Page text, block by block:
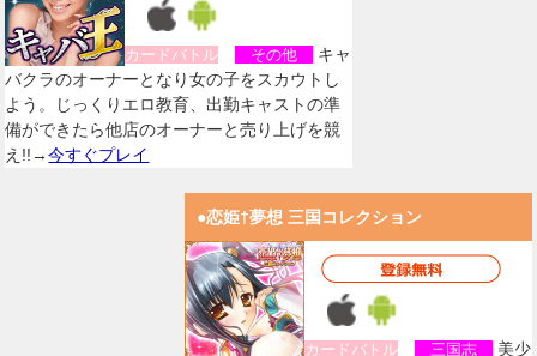
カードバトル その他
キャ
バクラのオーナーとなり女の子をスカウトし
よう。じっくりエロ教育、出勤キャストの準
備ができたら他店のオーナーと売り上げを競
え!!→今すぐプレイ
●恋姫†夢想 三国コレクション
カードバトル 三国志
美少